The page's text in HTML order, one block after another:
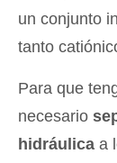
un conjunto
tanto
Para que
necesario
hidráulica a